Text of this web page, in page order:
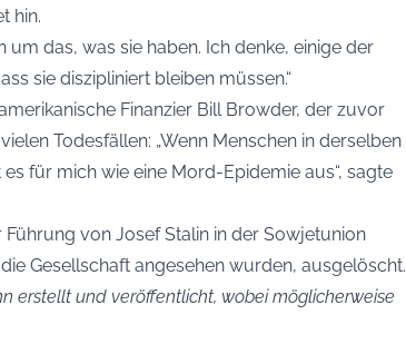
hin.
um das, was sie haben. Ich denke, einige der
sie diszipliniert bleiben müssen.“
Finanzier Bill Browder, der zuvor
Todesfällen: „Wenn Menschen in derselben
für mich wie eine Mord-Epidemie aus“, sagte
von Josef Stalin in der Sowjetunion
Gesellschaft angesehen wurden, ausgelöscht.
erstellt und veröffentlicht, wobei möglicherweise